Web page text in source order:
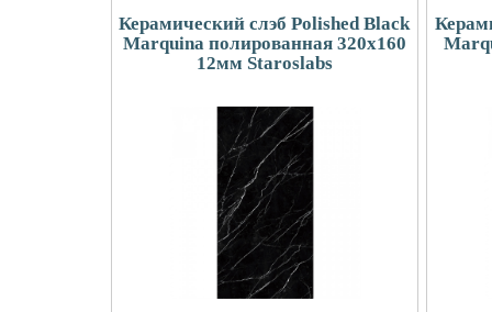
Керамический слэб Polished Black
Marquina полированная 320x160
12мм Staroslabs